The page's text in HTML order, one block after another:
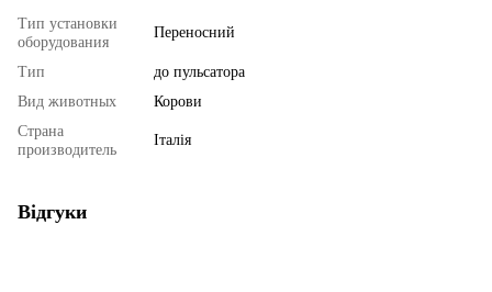
Тип установки
оборудования
Переносний
Тип
до пульсатора
Вид животных
Корови
Страна
производитель
Італія
Відгуки